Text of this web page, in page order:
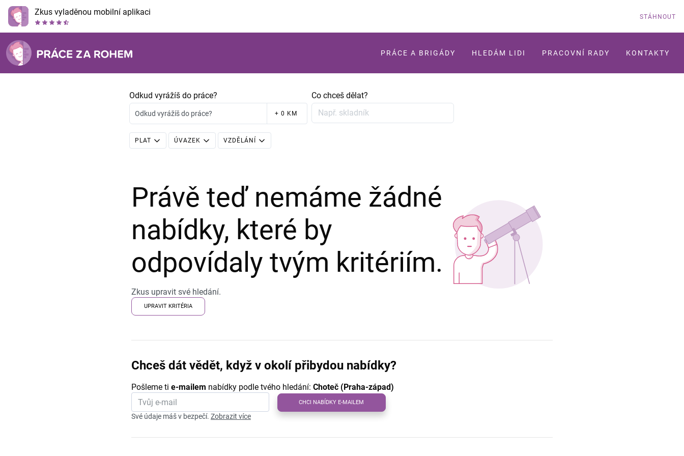
Zkus vyladěnou mobilní aplikaci STÁHNOUT
PRÁCE A BRIGÁDY HLEDÁM LIDI PRACOVNÍ RADY KONTAKTY
Odkud vyrážíš do práce?
Odkud vyrážíš do práce? + 0 KM
Co chceš dělat?
PLAT ÚVAZEK VZDĚLÁNÍ
Právě teď nemáme žádné
nabídky, které by
odpovídaly tvým kritériím.
Zkus upravit své hledání.
UPRAVIT KRITÉRIA
Chceš dát vědět, když v okolí přibydou nabídky?
Pošleme ti e-mailem nabídky podle tvého hledání: Choteč (Praha-západ)
CHCI NABÍDKY E-MAILEM
Své údaje máš v bezpečí. Zobrazit více